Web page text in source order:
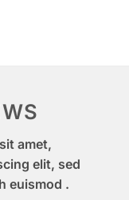
amet,
elit, sed
euismod .
sit amet,
elit,